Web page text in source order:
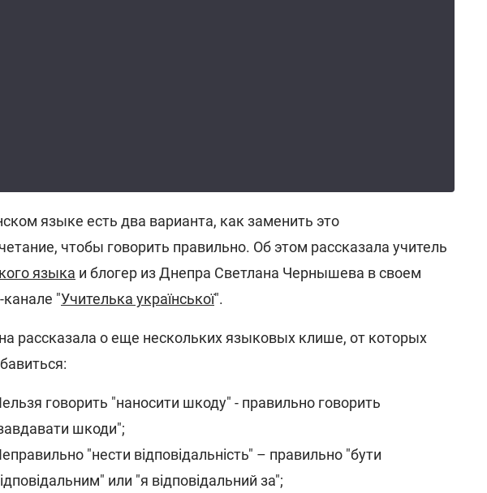
языке есть два варианта, как заменить это
чтобы говорить правильно. Об этом рассказала учитель
языка и блогер из Днепра Светлана Чернышева в своем
канале "Учителька української".
рассказала о еще нескольких языковых клише, от которых
говорить "наносити шкоду" - правильно говорить
шкоди";
"нести відповідальність" – правильно "бути
или "я відповідальний за";